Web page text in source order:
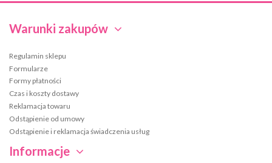
Warunki zakupów
Regulamin sklepu
Formularze
Formy płatności
Czas i koszty dostawy
Reklamacja towaru
Odstąpienie od umowy
Odstąpienie i reklamacja świadczenia usług
Informacje